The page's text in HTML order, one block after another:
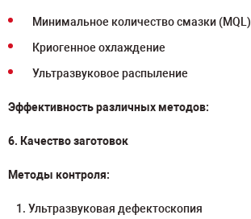
Минимальное количество смазки (MQL)
Криогенное охлаждение
Ультразвуковое распыление
Эффективность различных методов:
6. Качество заготовок
Методы контроля:
Ультразвуковая дефектоскопия